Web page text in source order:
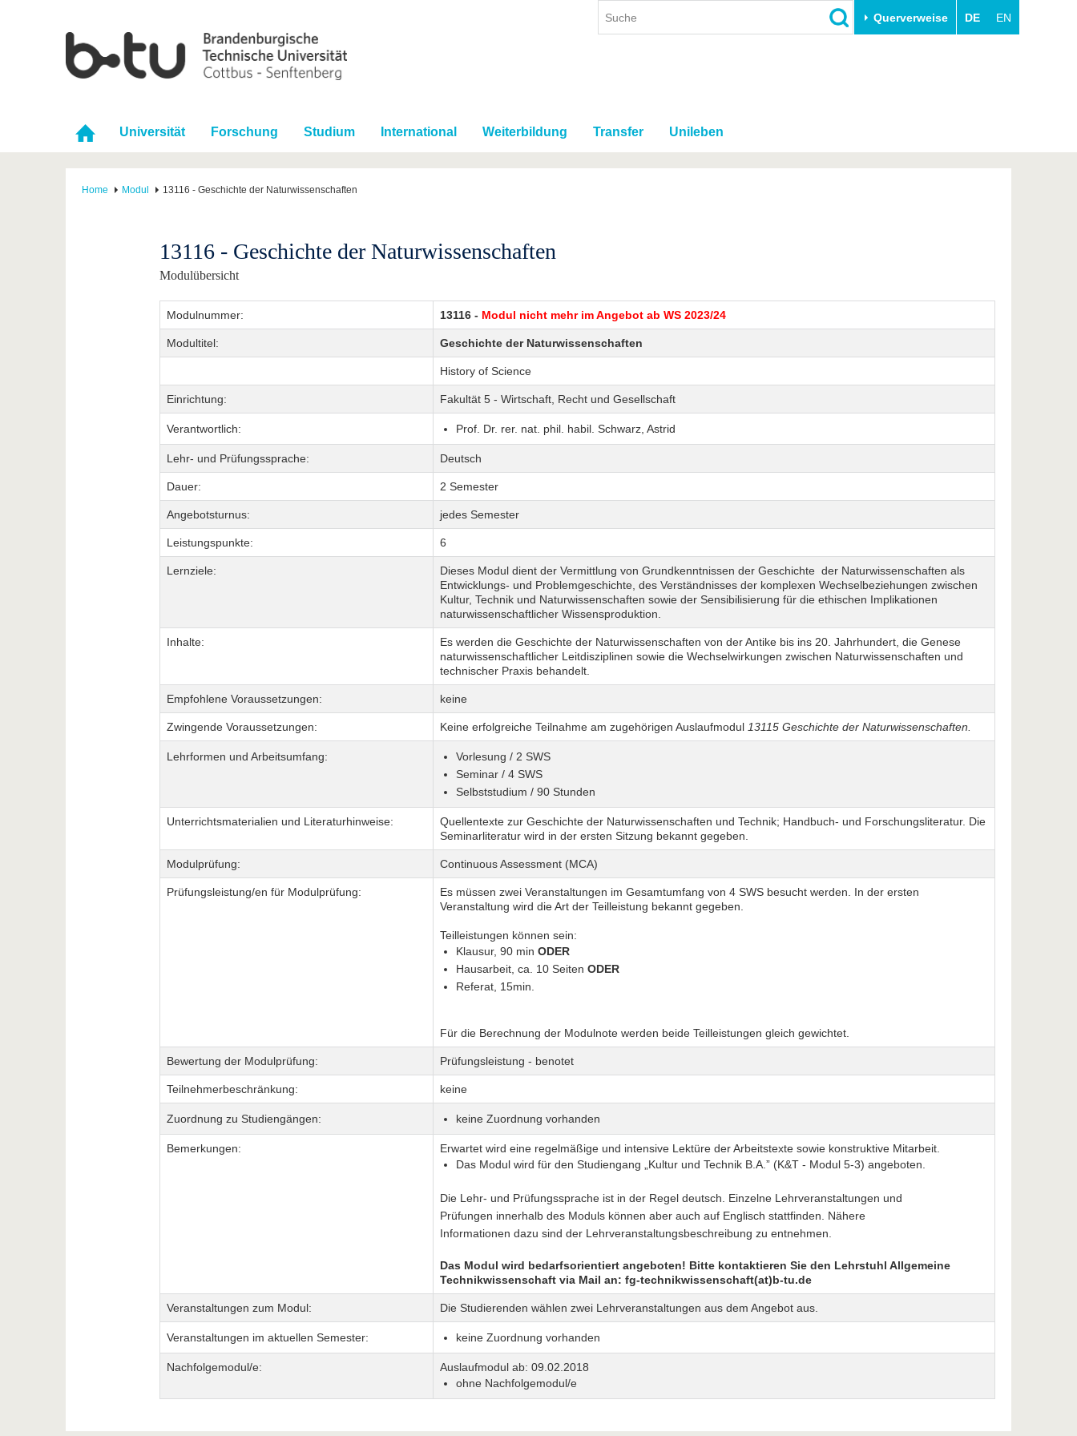
Querverweise DE EN
Universität Forschung Studium International Weiterbildung Transfer Unileben
Home Modul 13116 - Geschichte der Naturwissenschaften
13116 - Geschichte der Naturwissenschaften
Modulübersicht
Modulnummer: 13116 - Modul nicht mehr im Angebot ab WS 2023/24
Modultitel: Geschichte der Naturwissenschaften
History of Science
Einrichtung: Fakultät 5 - Wirtschaft, Recht und Gesellschaft
Verantwortlich: Prof. Dr. rer. nat. phil. habil. Schwarz, Astrid
Lehr- und Prüfungssprache: Deutsch
Dauer: 2 Semester
Angebotsturnus: jedes Semester
Leistungspunkte: 6
Lernziele:
Dieses Modul dient der Vermittlung von Grundkenntnissen der Geschichte der Naturwissenschaften als
Entwicklungs- und Problemgeschichte, des Verständnisses der komplexen Wechselbeziehungen zwischen
Kultur, Technik und Naturwissenschaften sowie der Sensibilisierung für die ethischen Implikationen
naturwissenschaftlicher Wissensproduktion.
Inhalte:
Es werden die Geschichte der Naturwissenschaften von der Antike bis ins 20. Jahrhundert, die Genese
naturwissenschaftlicher Leitdisziplinen sowie die Wechselwirkungen zwischen Naturwissenschaften und
technischer Praxis behandelt.
Empfohlene Voraussetzungen: keine
Zwingende Voraussetzungen: Keine erfolgreiche Teilnahme am zugehörigen Auslaufmodul 13115 Geschichte der Naturwissenschaften.
Lehrformen und Arbeitsumfang:
Vorlesung / 2 SWS
Seminar / 4 SWS
Selbststudium / 90 Stunden
Unterrichtsmaterialien und Literaturhinweise:
Quellentexte zur Geschichte der Naturwissenschaften und Technik; Handbuch- und Forschungsliteratur. Die
Seminarliteratur wird in der ersten Sitzung bekannt gegeben.
Modulprüfung: Continuous Assessment (MCA)
Prüfungsleistung/en für Modulprüfung:
Es müssen zwei Veranstaltungen im Gesamtumfang von 4 SWS besucht werden. In der ersten
Veranstaltung wird die Art der Teilleistung bekannt gegeben.
Teilleistungen können sein:
Klausur, 90 min ODER
Hausarbeit, ca. 10 Seiten ODER
Referat, 15min.
Für die Berechnung der Modulnote werden beide Teilleistungen gleich gewichtet.
Bewertung der Modulprüfung: Prüfungsleistung - benotet
Teilnehmerbeschränkung: keine
Zuordnung zu Studiengängen: keine Zuordnung vorhanden
Bemerkungen:
Erwartet wird eine regelmäßige und intensive Lektüre der Arbeitstexte sowie konstruktive Mitarbeit.
Das Modul wird für den Studiengang „Kultur und Technik B.A.” (K&T - Modul 5-3) angeboten.
Die Lehr- und Prüfungssprache ist in der Regel deutsch. Einzelne Lehrveranstaltungen und
Prüfungen innerhalb des Moduls können aber auch auf Englisch stattfinden. Nähere
Informationen dazu sind der Lehrveranstaltungsbeschreibung zu entnehmen.
Das Modul wird bedarfsorientiert angeboten! Bitte kontaktieren Sie den Lehrstuhl Allgemeine
Technikwissenschaft via Mail an: fg-technikwissenschaft(at)b-tu.de
Veranstaltungen zum Modul: Die Studierenden wählen zwei Lehrveranstaltungen aus dem Angebot aus.
Veranstaltungen im aktuellen Semester: keine Zuordnung vorhanden
Nachfolgemodul/e:
Auslaufmodul ab: 09.02.2018
ohne Nachfolgemodul/e